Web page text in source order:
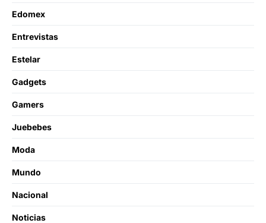
Edomex
Entrevistas
Estelar
Gadgets
Gamers
Juebebes
Moda
Mundo
Nacional
Noticias